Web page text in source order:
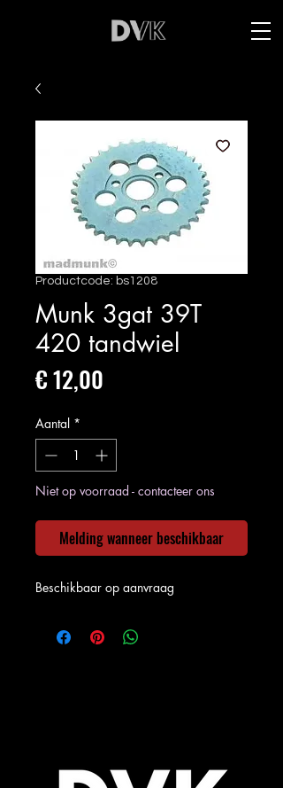
Productcode: bs1208
Munk 3gat 39T
420 tandwiel
€ 12,00
Aantal *
Niet op voorraad - contacteer ons
Melding wanneer beschikbaar
Beschikbaar op aanvraag